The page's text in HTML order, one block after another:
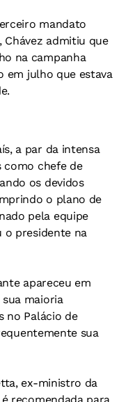
mandato
admitiu que
na campanha
em julho que estava
a par da intensa
como chefe de
os devidos
o plano de
pela equipe
o presidente na
apareceu em
maioria
no Palácio de
sua
ex-ministro da